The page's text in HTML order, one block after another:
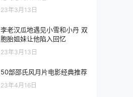
23年3月13日
李老汉瓜地遇见小雪和小丹 双
胞胎姐妹让他陷入回忆
23年3月13日
50部邵氏风月片电影经典推荐
23年4月16日